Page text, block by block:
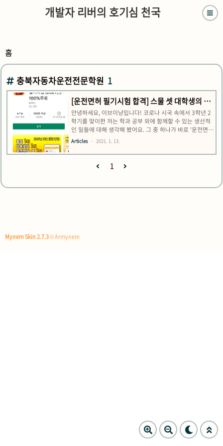
개발자 리버의 호기심 천국
홈
충북자동차운전전문학원 1
[운전면허 필기시험 합격] 스물 셋 대학생의 운
전면허 필기시험 합격 후기 + 꿀팁
안녕하세요, 이브이냥입니다! 코로나 시국 속에서 3학년 2
학기를 맞이한 저는 학과 공부 외에 함께할 수 있는 생산적
인 일들에 대해 생각해 봤어요. 그 중 하나가 바로 '운전면허
취득'이었습니다. 이제 부모님을 대신해 먼 길 운전을 대신
해드리고 싶기도 하고, 곧 취업을 했을 때 운전을 해야 할 상
황이 올 것을 대비하고 싶었거든요. 결과적으로 저는 자동
차운전전문학원에 등록해 한 달 정도 준비를 통해 필기/기
능/도로주행 시험을 모두 한 번에 합격하면서 2종 보통 면
문자리뷰 25 · ★3.7 m.place.naver.com 본가에서 가장
Articles 2021. 1. 13.
1
Mynem Skin 2.7.3© Armynem